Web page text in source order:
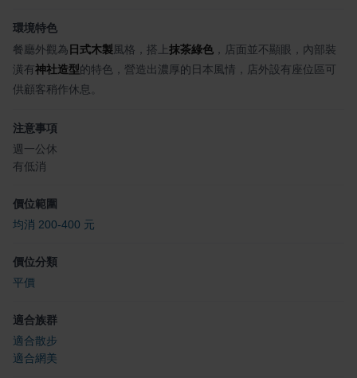
環境特色
餐廳外觀為 日式木製風格，搭上 抹茶綠色 ，店面並不顯眼，內部裝
潢有神社造型的特色，營造出濃厚的日本風情，店外設有座位區可
供顧客稍作休息。
注意事項
週一公休
有低消
價位範圍
均消 200-400 元
價位分類
平價
適合族群
適合散步
適合網美